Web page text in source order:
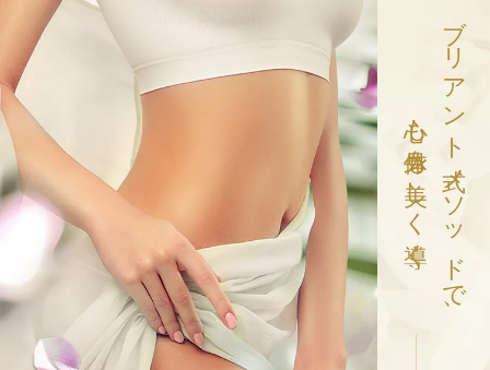
ブリアント式メソッドで、
心も身体も美しく導く